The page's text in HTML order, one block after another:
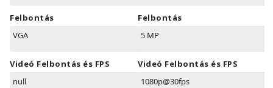
Felbontás
VGA
Videó Felbontás és FPS
null
Felbontás
5 MP
Videó Felbontás és FPS
1080p@30fps